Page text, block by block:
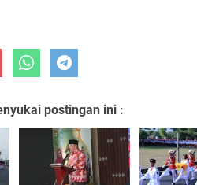
postingan ini :